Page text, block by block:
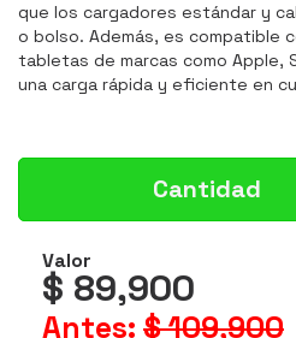
que los cargadores estándar y
o bolso. Además, es compatible
tabletas de marcas como Apple,
una carga rápida y eficiente en
Cantidad
Valor
$ 89,900
Antes: $ 109,900